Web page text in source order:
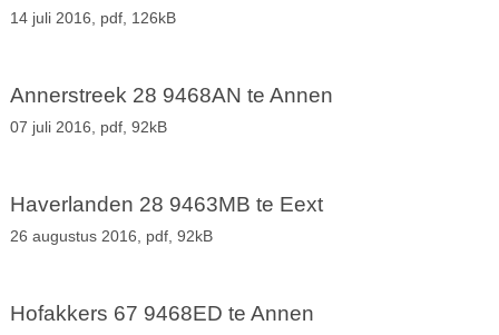
14 juli 2016, pdf, 126kB
Annerstreek 28 9468AN te Annen
07 juli 2016, pdf, 92kB
Haverlanden 28 9463MB te Eext
26 augustus 2016, pdf, 92kB
Hofakkers 67 9468ED te Annen